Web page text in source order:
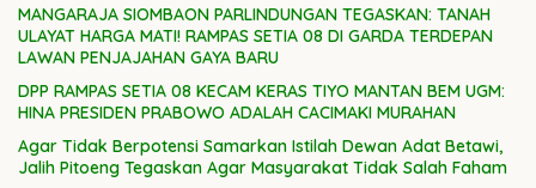
MANGARAJA SIOMBAON PARLINDUNGAN TEGASKAN: TANAH
ULAYAT HARGA MATI! RAMPAS SETIA 08 DI GARDA TERDEPAN
LAWAN PENJAJAHAN GAYA BARU
DPP RAMPAS SETIA 08 KECAM KERAS TIYO MANTAN BEM UGM:
HINA PRESIDEN PRABOWO ADALAH CACIMAKI MURAHAN
Agar Tidak Berpotensi Samarkan Istilah Dewan Adat Betawi,
Jalih Pitoeng Tegaskan Agar Masyarakat Tidak Salah Faham